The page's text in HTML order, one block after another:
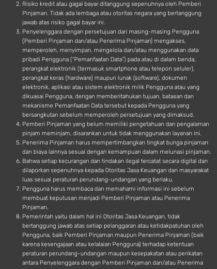
Risiko kredit atau gagal bayar ditanggung sepenuhnya oleh Pemberi
Pinjaman. Tidak ada lembaga atau otoritas negara yang bertanggung
jawab atas risiko gagal bayar ini.
Penyelenggara dengan persetujuan dari masing-masing Pengguna
(Pemberi Pinjaman dan/atau Penerima Pinjaman) mengakses,
memperoleh, menyimpan, mengelola dan/atau menggunakan data
pribadi Pengguna (“Pemanfaatan Data”) pada atau di dalam benda,
perangkat elektronik (termasuk smartphone atau telepon seluler),
perangkat keras (hardware) maupun lunak (software), dokumen
elektronik, aplikasi atau sistem elektronik milik Pengguna atau yang
dikuasai Pengguna, dengan memberitahukan tujuan, batasan dan
mekanisme Pemanfaatan Data tersebut kepada Pengguna yang
bersangkutan sebelum memperoleh persetujuan yang dimaksud.
Pemberi Pinjaman yang belum memiliki pengetahuan dan pengalaman
pinjam meminjam, disarankan untuk tidak menggunakan layanan ini.
Penerima Pinjaman harus mempertimbangkan tingkat bunga pinjaman
dan biaya lainnya sesuai dengan kemampuan dalam melunasi pinjaman.
Bahwa setiap kecurangan dan tindakan ilegal tercatat secara digital dan
dilaporkan sepenuhnya kepada Otoritas Jasa Keuangan dan masyarakat
luas sesuai peraturan perundang-undangan yang berlaku.
Pengguna harus membaca dan memahami informasi ini sebelum
membuat keputusan menjadi Pemberi Pinjaman atau Penerima
Pinjaman.
Pemerintah yaitu dalam hal ini Otoritas Jasa Keuangan, tidak
bertanggung jawab atas setiap pelanggaran atau ketidakpatuhan oleh
Pengguna, baik Pemberi Pinjaman maupun Penerima Pinjaman (baik
karena kesengajaan atau kelalaian Pengguna) terhadap ketentuan
peraturan perundang-undangan maupun kesepakatan atau perikatan
antara Penyelenggara dengan Pemberi Pinjaman dan/atau Penerima